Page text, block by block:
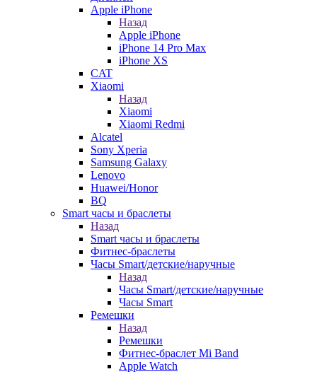
Apple iPhone
Назад
Apple iPhone
iPhone 14 Pro Max
iPhone XS
CAT
Xiaomi
Назад
Xiaomi
Xiaomi Redmi
Alcatel
Sony Xperia
Samsung Galaxy
Lenovo
Huawei/Honor
BQ
Smart часы и браслеты
Назад
Smart часы и браслеты
Фитнес-браслеты
Часы Smart/детские/наручные
Назад
Часы Smart/детские/наручные
Часы Smart
Ремешки
Назад
Ремешки
Фитнес-браслет Mi Band
Apple Watch